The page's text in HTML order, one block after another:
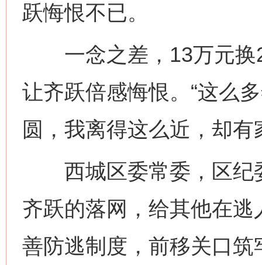
跃悔恨不已。
一念之差，13万元换
让齐跃倍感悔恨。“这么
圆，我离得这么近，却
西城区委常委，区纪
齐跃的落网，给其他在逃
善防逃制度，前移关口
在谋一域中谋全局
今
习近平的博鳌关键词
魏明亮